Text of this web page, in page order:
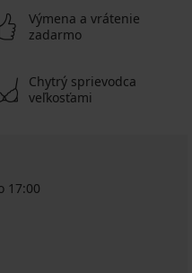
Výmena a vrátenie
zadarmo
Chytrý sprievodca
veľkosťami
17:00